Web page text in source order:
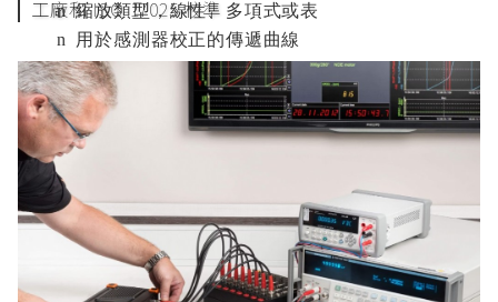
n 縮放類型，線性、多項式或表
n
用於感測器校正的傳遞曲線
可以根據所使用的測量硬體創建和調整感測器資料
庫。包括用於創建、編輯和管理感測器的所有功
能。
有關感測器資料庫和編輯器的更多資訊，請訪問感
測器資料庫
PRO培訓在線課程。
計數器、編碼器和數字輸入
工廠和 ISO 17025 校準